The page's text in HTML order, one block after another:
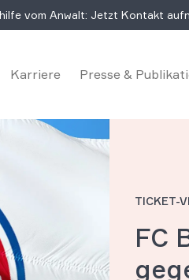
vom Anwalt: Jetzt Kontakt
Karriere Presse &
TICKET-
FC